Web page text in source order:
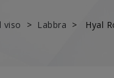
viso Labbra Hyal